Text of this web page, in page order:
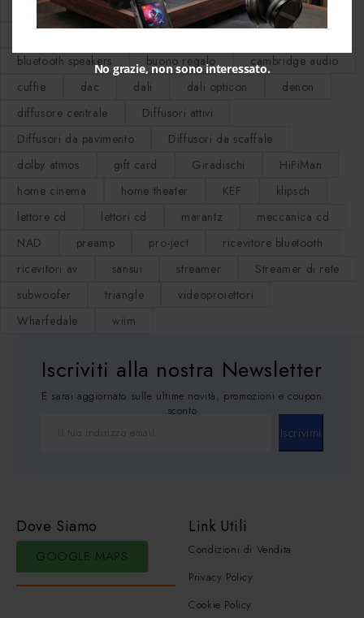
advance paris
amplificatore integrato
bluetooth speakers
buono regalo
cambridge audio
cuffie
dac dali dali opticon
denon
diffusore centrale
Diffusori attivi
Diffusori da pavimento
Diffusori da scaffale
dolby atmos
gift card Giradischi
HiFiMan
home cinema
home theater KEF
klipsch
lettore cd
lettori cd marantz
meccanica cd
NAD
preamp pro-ject
ricevitore bluetooth
ricevitori av
sansui streamer
Streamer di rete
subwoofer
triangle
videoproiettori
Wharfedale
wiim
Iscriviti alla nostra Newsletter
E sarai aggiornato sulle ultime novità, promozioni e coupon
sconto
Iscrivimi
Dove Siamo
GOOGLE MAPS
Link Utili
Condizioni di Vendita
Privacy Policy
Cookie Policy
No grazie, non sono interessato.